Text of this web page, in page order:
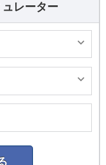
レーター